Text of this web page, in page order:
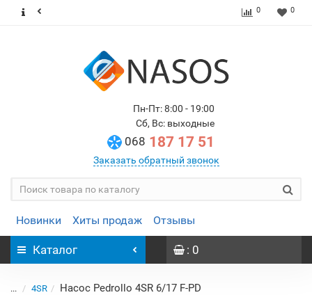
0 0
Пн-Пт: 8:00 - 19:00
Сб, Вс: выходные
068 187 17 51
Заказать обратный звонок
Новинки Хиты продаж Отзывы
Каталог : 0
... 4SR Насос Pedrollo 4SR 6/17 F-PD